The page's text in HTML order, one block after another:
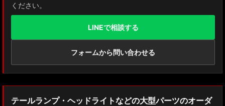
MXAA54 AXAH54/52 RAV4
GDJ150W/151 WTRJ150 ランドクルーザー プラド
ZVG11/ZSG10 カローラクロス
ください。
LINEで相談する
フォームから問い合わせる
テールランプ・ヘッドライトなどの大型パーツのオーダ